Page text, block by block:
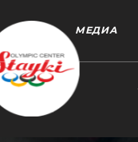
МЕДИА